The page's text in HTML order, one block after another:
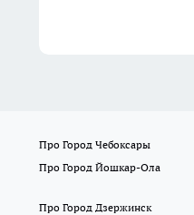
Про Город Чебоксары
Про Город Йошкар-Ола
Про Город Дзержинск